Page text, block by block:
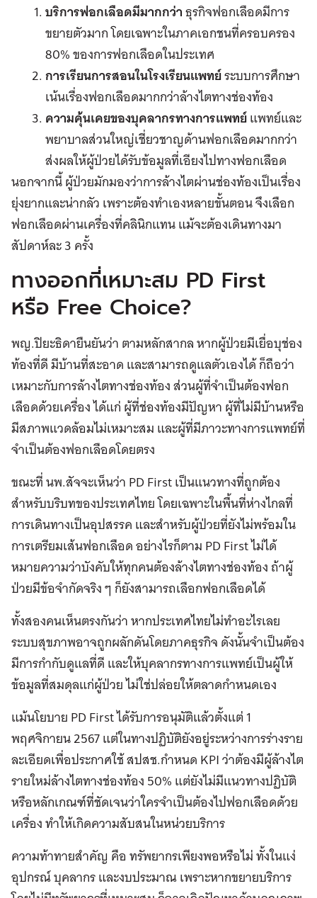
บริการฟอกเลือดมีมากกว่าธุรกิจฟอกเลือดมีการ
ขยายตัวมาก โดยเฉพาะในภาคเอกชนที่ครอบครอง
80% ของการฟอกเลือดในประเทศ
การเรียนการสอนในโรงเรียนแพทย์ระบบการศึกษา
เน้นเรื่องฟอกเลือดมากกว่าล้างไตทางช่องท้อง
ความคุ้นเคยของบุคลากรทางการแพทย์แพทย์และ
พยาบาลส่วนใหญ่เชี่ยวชาญด้านฟอกเลือดมากกว่า
ส่งผลให้ผู้ป่วยได้รับข้อมูลที่เอียงไปทางฟอกเลือด
นอกจากนี้ ผู้ป่วยมักมองว่าการล้างไตผ่านช่องท้องเป็นเรื่อง
ยุ่งยากและน่ากลัว เพราะต้องทำเองหลายขั้นตอน จึงเลือก
ฟอกเลือดผ่านเครื่องที่คลินิกแทน แม้จะต้องเดินทางมา
สัปดาห์ละ 3 ครั้ง
ทางออกที่เหมาะสม PD First
หรือ Free Choice?
พญ.ปิยะธิดายืนยันว่า ตามหลักสากล หากผู้ป่วยมีเยื่อบุช่อง
ท้องที่ดี มีบ้านที่สะอาด และสามารถดูแลตัวเองได้ ก็ถือว่า
เหมาะกับการล้างไตทางช่องท้อง ส่วนผู้ที่จำเป็นต้องฟอก
เลือดด้วยเครื่อง ได้แก่ ผู้ที่ช่องท้องมีปัญหา ผู้ที่ไม่มีบ้านหรือ
มีสภาพแวดล้อมไม่เหมาะสม และผู้ที่มีภาวะทางการแพทย์ที่
จำเป็นต้องฟอกเลือดโดยตรง
ขณะที่ นพ.สัจจะเห็นว่า PD First เป็นแนวทางที่ถูกต้อง
สำหรับบริบทของประเทศไทย โดยเฉพาะในพื้นที่ห่างไกลที่
การเดินทางเป็นอุปสรรค และสำหรับผู้ป่วยที่ยังไม่พร้อมใน
การเตรียมเส้นฟอกเลือด อย่างไรก็ตาม PD First ไม่ได้
หมายความว่าบังคับให้ทุกคนต้องล้างไตทางช่องท้อง ถ้าผู้
ป่วยมีข้อจำกัดจริง ๆ ก็ยังสามารถเลือกฟอกเลือดได้
ทั้งสองคนเห็นตรงกันว่า หากประเทศไทยไม่ทำอะไรเลย
ระบบสุขภาพอาจถูกผลักดันโดยภาคธุรกิจ ดังนั้นจำเป็นต้อง
มีการกำกับดูแลที่ดี และให้บุคลากรทางการแพทย์เป็นผู้ให้
ข้อมูลที่สมดุลแก่ผู้ป่วย ไม่ใช่ปล่อยให้ตลาดกำหนดเอง
แม้นโยบาย PD First ได้รับการอนุมัติแล้วตั้งแต่ 1
พฤศจิกายน 2567 แต่ในทางปฏิบัติยังอยู่ระหว่างการร่างราย
ละเอียดเพื่อประกาศใช้ สปสช.กำหนด KPI ว่าต้องมีผู้ล้างไต
รายใหม่ล้างไตทางช่องท้อง 50% แต่ยังไม่มีแนวทางปฏิบัติ
หรือหลักเกณฑ์ที่ชัดเจนว่าใครจำเป็นต้องไปฟอกเลือดด้วย
เครื่อง ทำให้เกิดความสับสนในหน่วยบริการ
ความท้าทายสำคัญ คือ ทรัพยากรเพียงพอหรือไม่ ทั้งในแง่
อุปกรณ์ บุคลากร และงบประมาณ เพราะหากขยายบริการ